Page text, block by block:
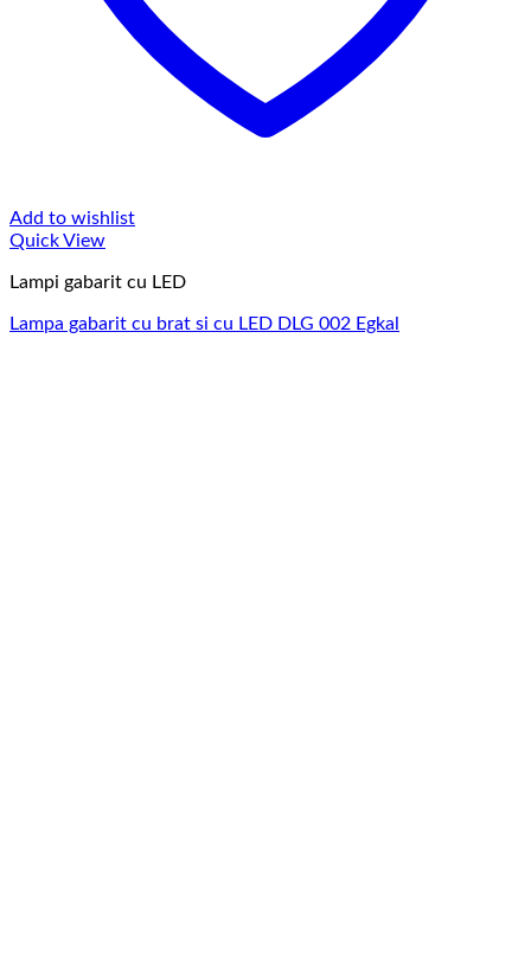
Add to wishlist
Quick View
Lampi gabarit cu LED
Lampa gabarit cu brat si cu LED DLG 002 Egkal